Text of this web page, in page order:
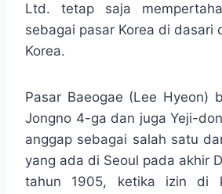
Ltd. tetap saja
sebagai pasar Korea di dasari
Korea.
Pasar Baeogae (Lee Hyeon)
Jongno 4-ga dan juga Yeji-
anggap sebagai salah satu
yang ada di Seoul pada akhir
tahun 1905, ketika izin di